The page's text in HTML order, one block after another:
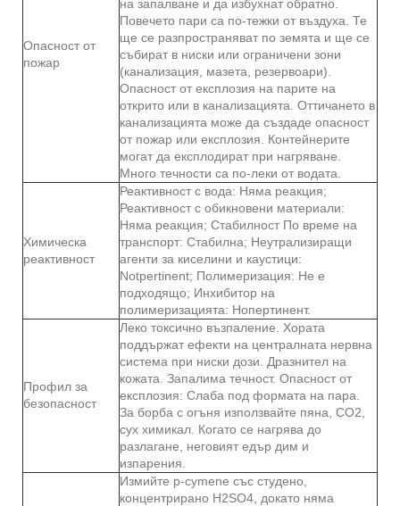
Опасност от
пожар
на запалване и да избухнат обратно.
Повечето пари са по-тежки от въздуха. Те
ще се разпространяват по земята и ще се
събират в ниски или ограничени зони
(канализация, мазета, резервоари).
Опасност от експлозия на парите на
открито или в канализацията. Оттичането в
канализацията може да създаде опасност
от пожар или експлозия. Контейнерите
могат да експлодират при нагряване.
Много течности са по-леки от водата.
Химическа
реактивност
Реактивност с вода: Няма реакция;
Реактивност с обикновени материали:
Няма реакция; Стабилност По време на
транспорт: Стабилна; Неутрализиращи
агенти за киселини и каустици:
Notpertinent; Полимеризация: Не е
подходящо; Инхибитор на
полимеризацията: Нопертинент.
Профил за
безопасност
Леко токсично възпаление. Хората
поддържат ефекти на централната нервна
система при ниски дози. Дразнител на
кожата. Запалима течност. Опасност от
експлозия: Слаба под формата на пара.
За борба с огъня използвайте пяна, CO2,
сух химикал. Когато се нагрява до
разлагане, неговият едър дим и
изпарения.
Измийте p-cymene със студено,
концентрирано H2SO4, докато няма